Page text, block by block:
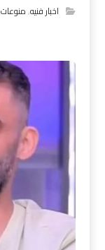
اخبار فنيه,منوعات